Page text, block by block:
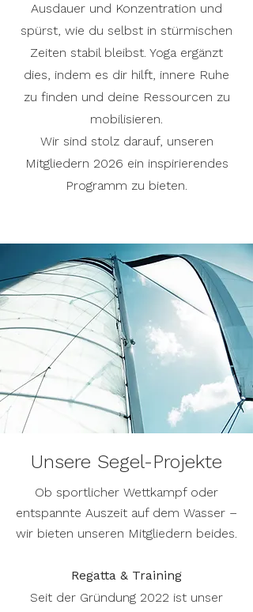
Ausdauer und Konzentration und
spürst, wie du selbst in stürmischen
Zeiten stabil bleibst. Yoga ergänzt
dies, indem es dir hilft, innere Ruhe
zu finden und deine Ressourcen zu
mobilisieren.
Wir sind stolz darauf, unseren
Mitgliedern 2026 ein inspirierendes
Programm zu bieten.
Unsere Segel-Projekte
Ob sportlicher Wettkampf oder
entspannte Auszeit auf dem Wasser –
wir bieten unseren Mitgliedern beides.
Regatta & Training
Seit der Gründung 2022 ist unser